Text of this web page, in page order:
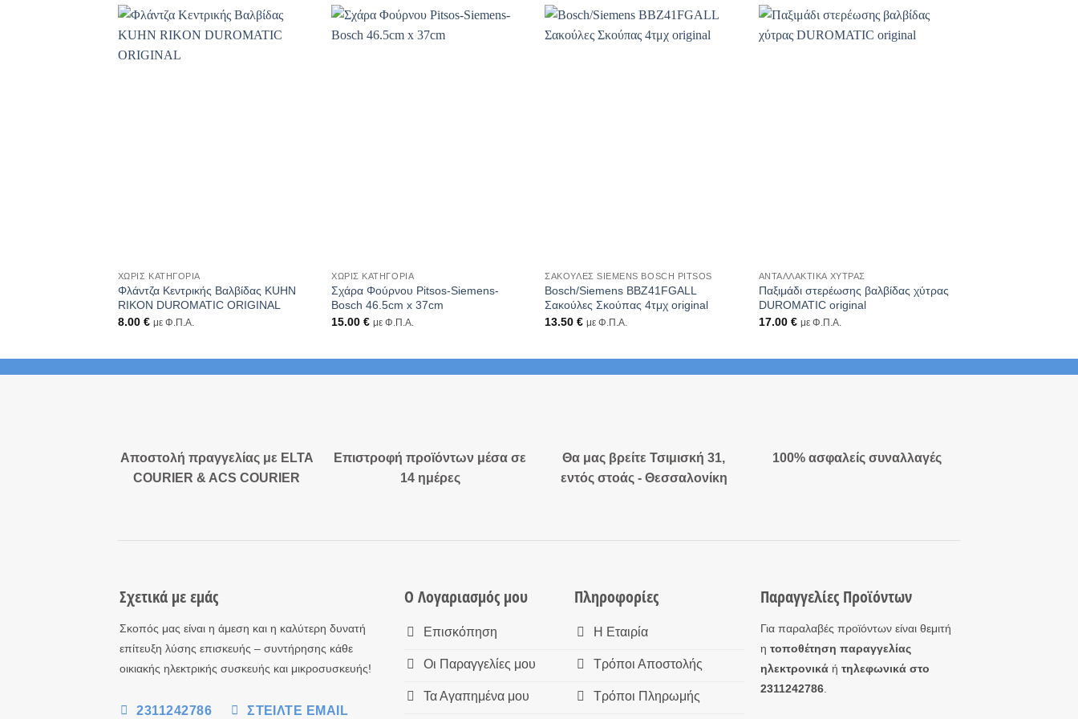
ΧΩΡΊΣ ΚΑΤΗΓΟΡΊΑ
Φλάντζα Κεντρικής Βαλβίδας KUHN
RIKON DUROMATIC ORIGINAL
8.00 € με Φ.Π.Α.
ΧΩΡΊΣ ΚΑΤΗΓΟΡΊΑ
Σχάρα Φούρνου Pitsos-Siemens-
Bosch 46.5cm x 37cm
15.00€ με Φ.Π.Α.
ΣΑΚΟΎΛΕΣ SIEMENS BOSCH PITSOS
Bosch/Siemens BBZ41FGALL
Σακούλες Σκούπας 4τμχ original
13.50€ με Φ.Π.Α.
ΑΝΤΑΛΛΑΚΤΙΚΆ ΧΎΤΡΑΣ
Παξιμάδι στερέωσης βαλβίδας χύτρας
DUROMATIC original
17.00 € με Φ.Π.Α.
Αποστολή πραγγελίας με ELTA
COURIER & ACS COURIER
Επιστροφή προϊόντων μέσα σε
14 ημέρες
Θα μας βρείτε Τσιμισκή 31,
εντός στοάς - Θεσσαλονίκη
100% ασφαλείς συναλλαγές
Σχετικά με εμάς
Σκοπός μας είναι η άμεση και η καλύτερη δυνατή
επίτευξη λύσης επισκευής – συντήρησης κάθε
οικιακής ηλεκτρικής συσκευής και μικροσυσκευής!
2311242786 ΣΤΕΊΛΤΕ EMAIL
Ο Λογαριασμός μου
Επισκόπηση
Οι Παραγγελίες μου
Τα Αγαπημένα μου
Πληροφορίες
Η Εταιρία
Τρόποι Αποστολής
Τρόποι Πληρωμής
Παραγγελίες Προϊόντων
Για παραλαβές προϊόντων είναι θεμιτή
ητοποθέτηση παραγγελίας
ηλεκτρονικά ήτηλεφωνικά στο
2311242786